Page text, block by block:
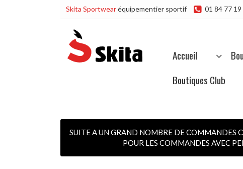
Skita Sportwearéquipementier sportif 01 84 77 19
Accueil
Boutiques Club
SUITE A UN GRAND NOMBRE DE COMMANDES
POUR LES COMMANDES AVEC